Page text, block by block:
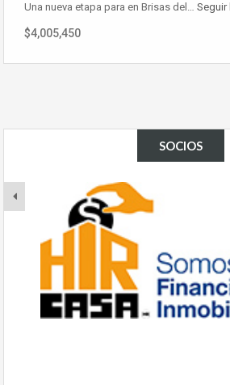
Una nueva etapa para en Brisas del… Seguir
$4,005,450
SOCIOS